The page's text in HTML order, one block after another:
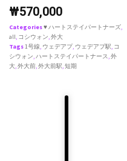
₩570,000
Categories♥ ハートステイパートナーズ,
all, コシウォン,外大
Tags1号線, ウェデアプ, ウェデアプ駅, コ
シウォン,ハートステイパートナース,外
大,外大前,外大前駅,短期